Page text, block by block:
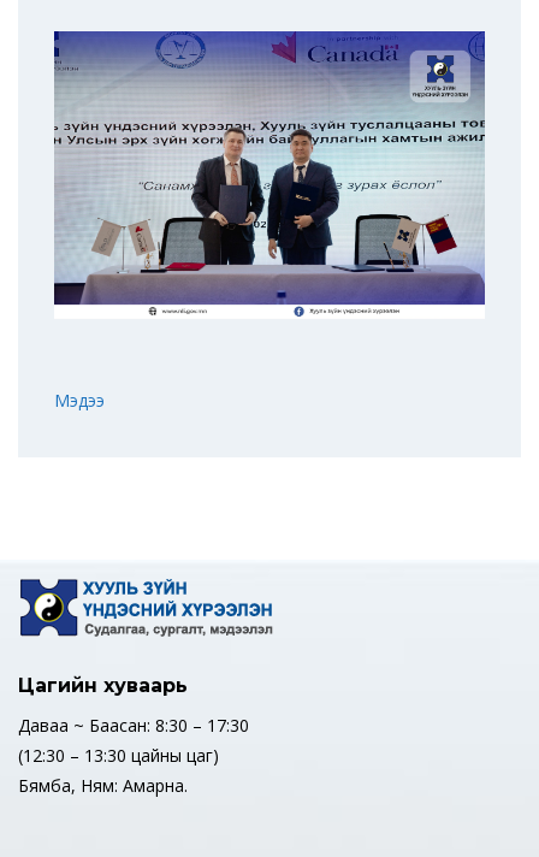
Мэдээ
Цагийн хуваарь
Даваа ~ Баасан: 8:30 – 17:30
(12:30 – 13:30 цайны цаг)
Бямба, Ням: Амарна.